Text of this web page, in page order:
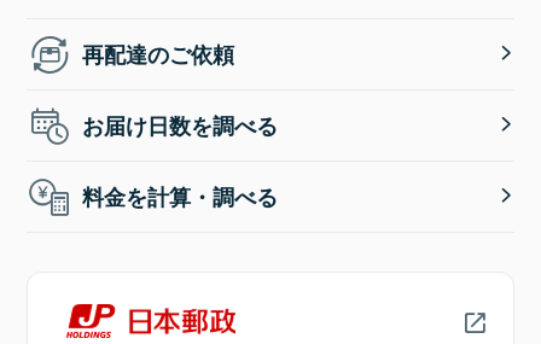
再配達のご依頼
お届け日数を調べる
料金を計算・調べる